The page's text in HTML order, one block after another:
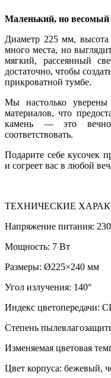
Маленький, но весомый
Диаметр 225 мм,
много места, но
мягкий, рассеянный
достаточно, чтобы
прикроватной тумбе.
Мы настолько
материалов, что
камень — это
соответствовать.
Подарите себе кусочек
и согреет вас в любой
ТЕХНИЧЕСКИЕ
Напряжение питания:
Мощность: 7 Вт
Размеры: Ø225×240 мм
Угол излучения: 140°
Индекс цветопередачи:
Степень
Изменяемая цветовая
Цвет корпуса: бежевый,